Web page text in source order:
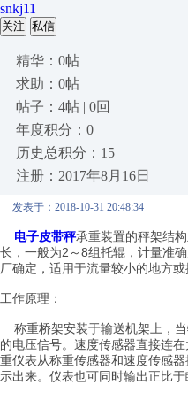
snkj11
关注 私信
精华：0帖
求助：0帖
帖子：4帖 | 0回
年度积分：0
历史总积分：15
注册：2017年8月16日
发表于：2018-10-31 20:48:34
电子皮带秤承重装置的秤架结
长，一般为2～8组托辊，计量准
厂确定，适用于流量较小的地方或
工作原理：
称重桥架安装于输送机架上，当
的电压信号。速度传感器直接连
重仪表从称重传感器和速度传感
示出来。仪表也可同时输出正比